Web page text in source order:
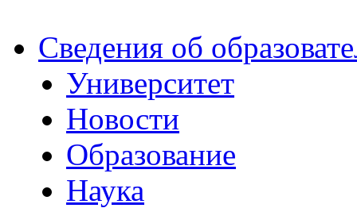
Сведения об
Университет
Новости
Образование
Наука